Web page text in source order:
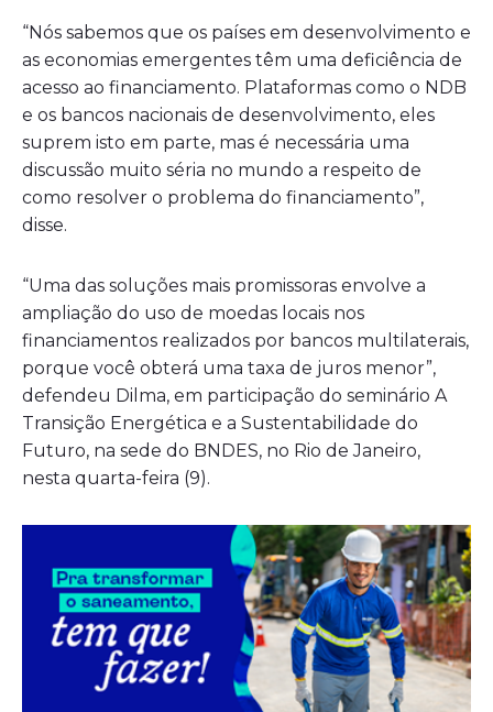
“Nós sabemos que os países em desenvolvimento e
as economias emergentes têm uma deficiência de
acesso ao financiamento. Plataformas como o NDB
e os bancos nacionais de desenvolvimento, eles
suprem isto em parte, mas é necessária uma
discussão muito séria no mundo a respeito de
como resolver o problema do financiamento”,
disse.
“Uma das soluções mais promissoras envolve a
ampliação do uso de moedas locais nos
financiamentos realizados por bancos multilaterais,
porque você obterá uma taxa de juros menor”,
defendeu Dilma, em participação do seminário A
Transição Energética e a Sustentabilidade do
Futuro, na sede do BNDES, no Rio de Janeiro,
nesta quarta-feira (9).